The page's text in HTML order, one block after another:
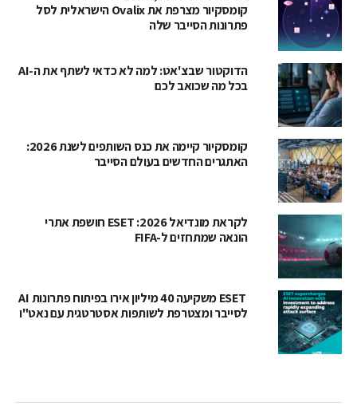
קומסקיור מצרפת את Ovalix הישראלית לסל
פתרונות הסייבר שלה
הדוקטור שבצ'אט: למה לא כדאי לשתף את ה-AI
בכל מה שכואב לכם
קומסקיור קיימה את כנס השותפים לשנת 2026:
האתגרים החדשים בעולם הסייבר
לקראת מונדיאל 2026: ESET חושפת אתרי
הונאה שמתחזים ל-FIFA
ESET משקיעה 40 מיליון אירו בפיתוח פתרונות AI
לסייבר ומצטרפת לשותפות אסטרטגית עם נאט"ו